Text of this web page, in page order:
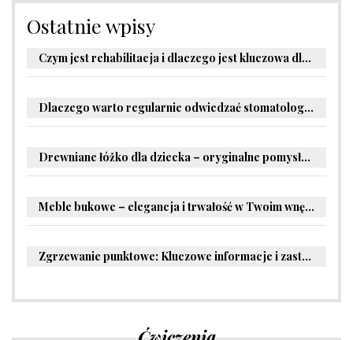
Ostatnie wpisy
Czym jest rehabilitacja i dlaczego jest kluczowa dla powrotu do zdrowia?
Dlaczego warto regularnie odwiedzać stomatologa?
Drewniane łóżko dla dziecka – oryginalne pomysły na aranżację pokoju malucha
Meble bukowe – elegancja i trwałość w Twoim wnętrzu
Zgrzewanie punktowe: Kluczowe informacje i zastosowania w przemyśle